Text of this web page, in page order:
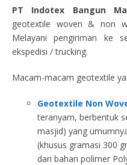
PT Indotex Bangun
geotextile woven & non
Melayani pengiriman ke
ekspedisi / trucking.
Macam-macam geotextile
Geotextile Non
teranyam, berbentuk
masjid) yang
(khusus gramasi 300
dari bahan polimer